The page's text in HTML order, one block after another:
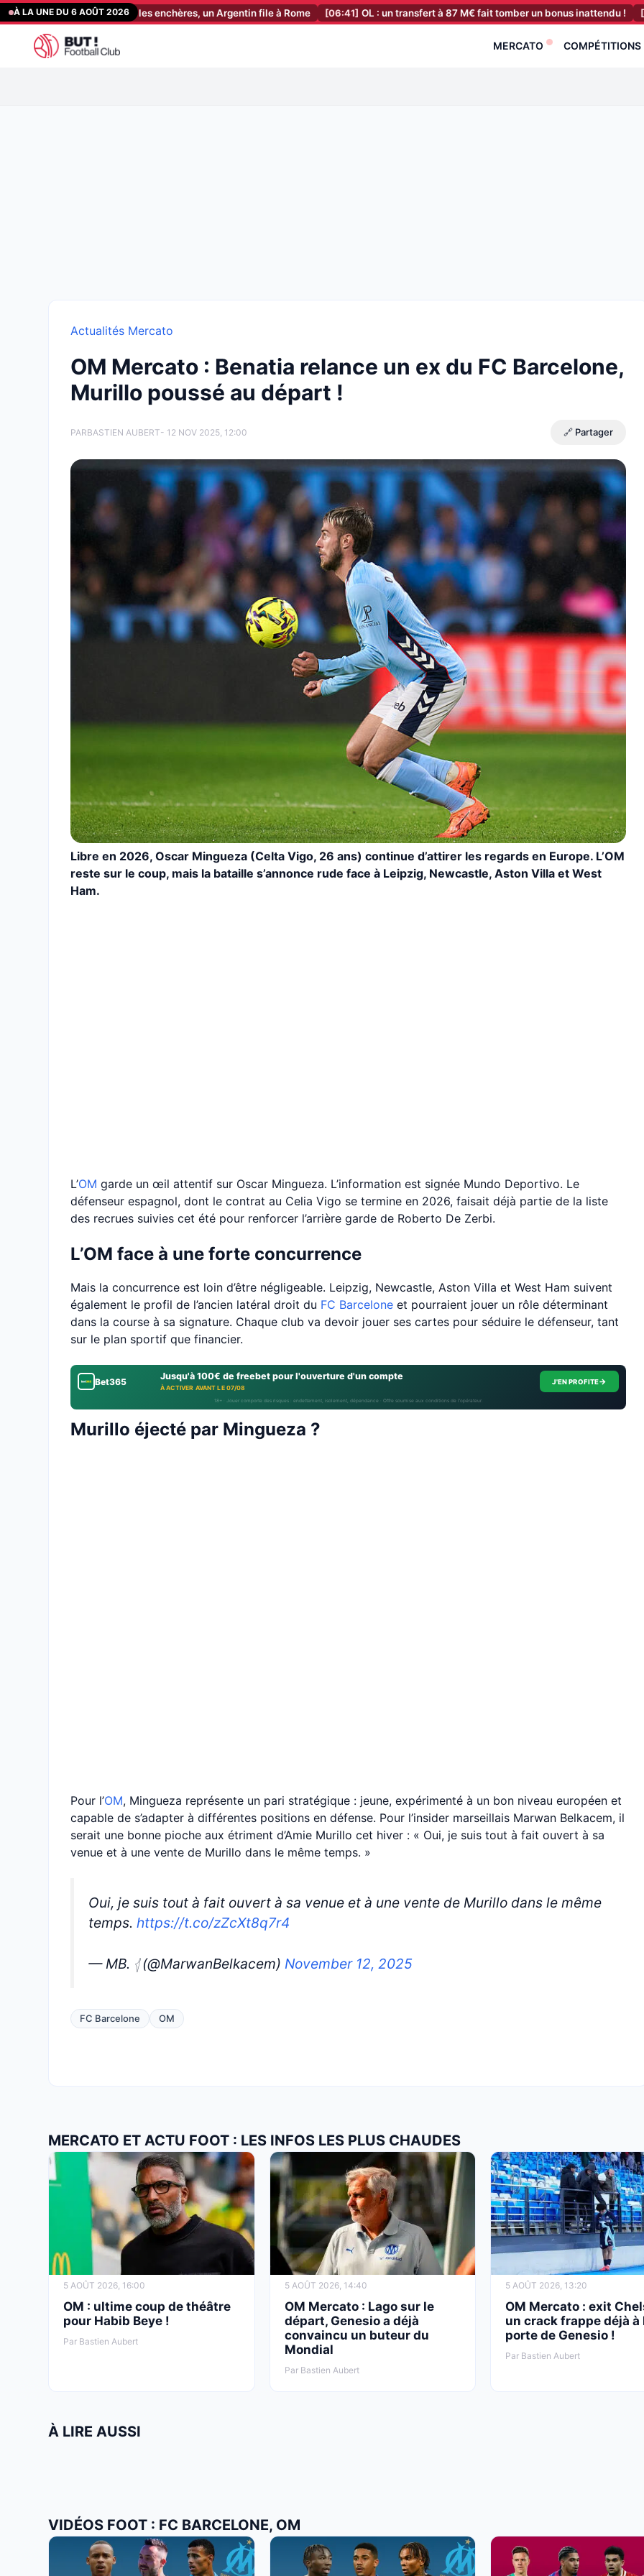
Aller
au
contenu
À LA UNE DU 6 AOÛT 2026
fait monter les enchères, un Argentin file à Rome [06:41] OL : un transfert à 87 M€ fait tomber un bonus inattendu ! [06:21]
MERCATO COMPÉTITIONS
Actualités Mercato
OM Mercato : Benatia relance un ex du FC Barcelone,
Murillo poussé au départ !
PARBASTIEN AUBERT- 12 NOV 2025, 12:00 🔗 Partager
Libre en 2026, Oscar Mingueza (Celta Vigo, 26 ans) continue d’attirer les regards en Europe. L’OM
reste sur le coup, mais la bataille s’annonce rude face à Leipzig, Newcastle, Aston Villa et West
Ham.
L’OM garde un œil attentif sur Oscar Mingueza. L’information est signée Mundo Deportivo. Le
défenseur espagnol, dont le contrat au Celia Vigo se termine en 2026, faisait déjà partie de la liste
des recrues suivies cet été pour renforcer l’arrière garde de Roberto De Zerbi.
L’OM face à une forte concurrence
Mais la concurrence est loin d’être négligeable. Leipzig, Newcastle, Aston Villa et West Ham suivent
également le profil de l’ancien latéral droit du FC Barcelone et pourraient jouer un rôle déterminant
dans la course à sa signature. Chaque club va devoir jouer ses cartes pour séduire le défenseur, tant
sur le plan sportif que financier.
Bet365 Jusqu'à 100€ de freebet pour l'ouverture d'un compte
À ACTIVER AVANT LE 07/08
J'EN PROFITE→
18+ · Jouer comporte des risques : endettement, isolement, dépendance · Offre soumise aux conditions de l’opérateur.
Murillo éjecté par Mingueza ?
Pour l’OM, Mingueza représente un pari stratégique : jeune, expérimenté à un bon niveau européen et
capable de s’adapter à différentes positions en défense. Pour l’insider marseillais Marwan Belkacem, il
serait une bonne pioche aux étriment d’Amie Murillo cet hiver : « Oui, je suis tout à fait ouvert à sa
venue et à une vente de Murillo dans le même temps. »
Oui, je suis tout à fait ouvert à sa venue et à une vente de Murillo dans le même
temps. https://t.co/zZcXt8q7r4
— MB. 𓂆 (@MarwanBelkacem) November 12, 2025
FC Barcelone OM
MERCATO ET ACTU FOOT : LES INFOS LES PLUS CHAUDES
5 AOÛT 2026, 16:00
OM : ultime coup de théâtre
pour Habib Beye !
Par Bastien Aubert
5 AOÛT 2026, 14:40
OM Mercato : Lago sur le
départ, Genesio a déjà
convaincu un buteur du
Mondial
Par Bastien Aubert
5 AOÛT 2026, 13:20
OM Mercato : exit
un crack frappe déjà à
porte de Genesio !
Par Bastien Aubert
À LIRE AUSSI
VIDÉOS FOOT : FC BARCELONE, OM